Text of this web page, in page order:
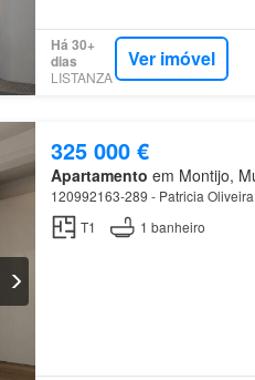
Há 30+
dias
LISTANZA
Ver imóvel
325 000 €
Apartamento em Montijo,
120992163-289 - Patricia
T1
1 banheiro